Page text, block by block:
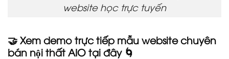
website học trực tuyến
🤝 Xem demo trực tiếp mẫu website chuyên
bán nội thất AIO tại đây 🌀